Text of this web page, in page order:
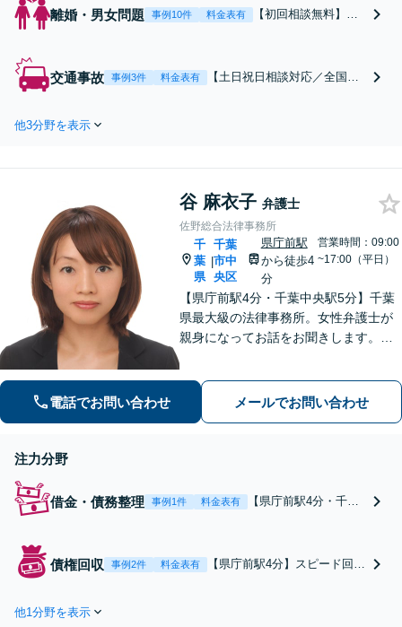
離婚・男女問題 事例10件 料金表有
【初回相談無料】あ
は電話・メールで状
況を丁寧にお聞きし
さい。【リーズナブ
ルな料金設定】
交通事故 事例3件 料金表有
【土日祝日相談対応／全国対
ト！【相談料：初回無料※1】
に、今すぐ相談！
他3分野を表示
谷 麻衣子 弁護士
佐野総合法律事務所
千
葉
県
|
千葉
市中
央区
県庁前駅
から徒歩4
分
営業時間：09:00
~17:00（平日）
【県庁前駅4分・千葉中央駅5分】千葉
県最大級の法律事務所。女性弁護士が
親身になってお話をお聞きします。不
い。【初回相談30分無料】【夜間・休
日の相談可能】
電話でお問い合わせ メールでお問い合わせ
注力分野
借金・債務整理 事例1件 料金表有
【県庁前駅4分・千葉
生など、依頼者さまの
ご状況に合わせて最適
債権回収 事例2件 料金表有
【県庁前駅4分】スピード回収
他1分野を表示